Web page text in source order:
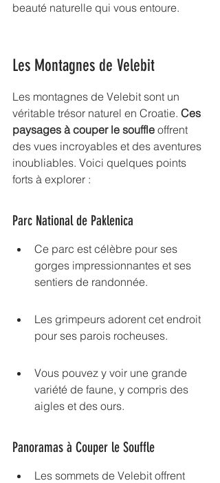
beauté naturelle qui vous entoure.
Les Montagnes de Velebit
Les montagnes de Velebit sont un
véritable trésor naturel en Croatie. Ces
paysages à couper le souffle offrent
des vues incroyables et des aventures
inoubliables. Voici quelques points
forts à explorer :
Parc National de Paklenica
Ce parc est célèbre pour ses
gorges impressionnantes et ses
sentiers de randonnée.
Les grimpeurs adorent cet endroit
pour ses parois rocheuses.
Vous pouvez y voir une grande
variété de faune, y compris des
aigles et des ours.
Panoramas à Couper le Souffle
Les sommets de Velebit offrent